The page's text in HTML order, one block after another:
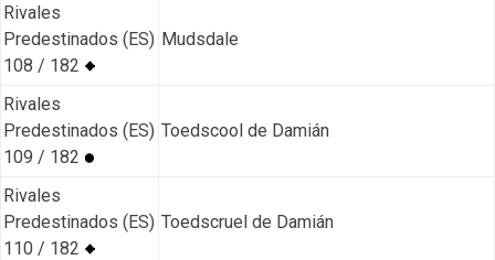
Rivales
Predestinados (ES)
108 / 182
Mudsdale
Rivales
Predestinados (ES)
109 / 182
Toedscool de Damián
Rivales
Predestinados (ES)
110 / 182
Toedscruel de Damián